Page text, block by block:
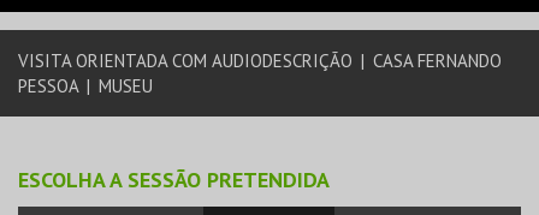
TEATRO & ARTE
MÚSICA & FESTIVAIS
DESPORTO & AVENTURA
VISITA ORIENTADA COM AUDIODESCRIÇÃO | CASA FERNANDO
PESSOA | MUSEU
ESCOLHA A SESSÃO PRETENDIDA